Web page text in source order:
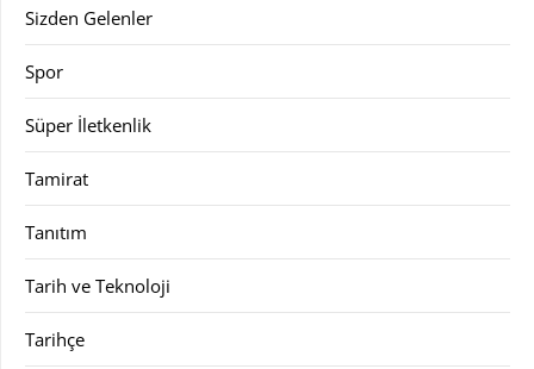
Sizden Gelenler
Spor
Süper İletkenlik
Tamirat
Tanıtım
Tarih ve Teknoloji
Tarihçe